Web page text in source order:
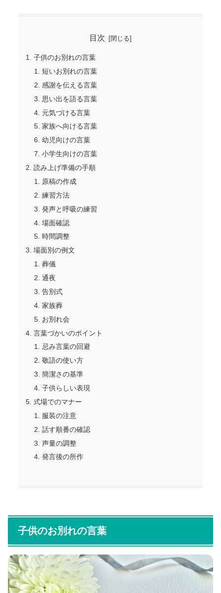
目次
子供のお別れの言葉
短いお別れの言葉
感謝を伝える言葉
思い出を語る言葉
元気づける言葉
家族へ向ける言葉
幼児向けの言葉
小学生向けの言葉
読み上げ準備の手順
原稿の作成
練習方法
発声と呼吸の練習
場面確認
時間調整
場面別の例文
葬儀
通夜
告別式
家族葬
お別れ会
言葉づかいのポイント
忌み言葉の回避
敬語の使い方
簡潔さの基準
子供らしい表現
式場でのマナー
服装の注意
話す順番の確認
声量の調整
発言後の所作
子供のお別れの言葉